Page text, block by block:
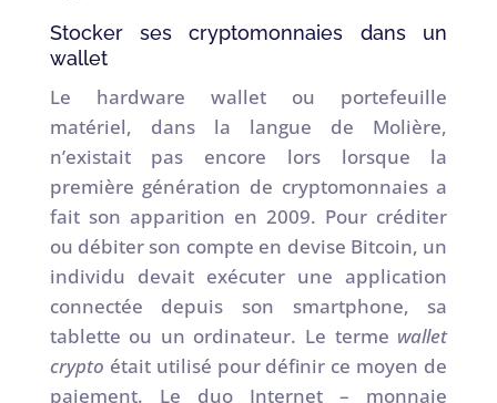
Stocker ses cryptomonnaies dans un
wallet
Le hardware wallet ou portefeuille
matériel, dans la langue de Molière,
n’existait pas encore lors lorsque la
première génération de cryptomonnaies a
fait son apparition en 2009. Pour créditer
ou débiter son compte en devise Bitcoin, un
individu devait exécuter une application
connectée depuis son smartphone, sa
tablette ou un ordinateur. Le terme wallet
crypto était utilisé pour définir ce moyen de
paiement. Le duo Internet – monnaie